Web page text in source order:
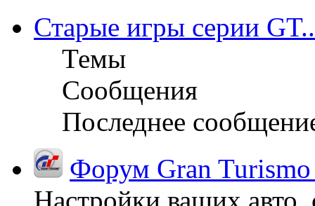
Старые игры серии
Темы
Сообщения
Последнее
Форум Gran
Настройки ваших авто,